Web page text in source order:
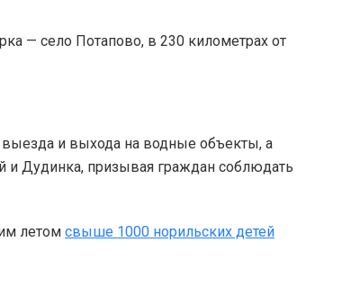
— село Потапово, в 230 километрах от
и выхода на водные объекты, а
и Дудинка, призывая граждан соблюдать
летом свыше 1000 норильских детей